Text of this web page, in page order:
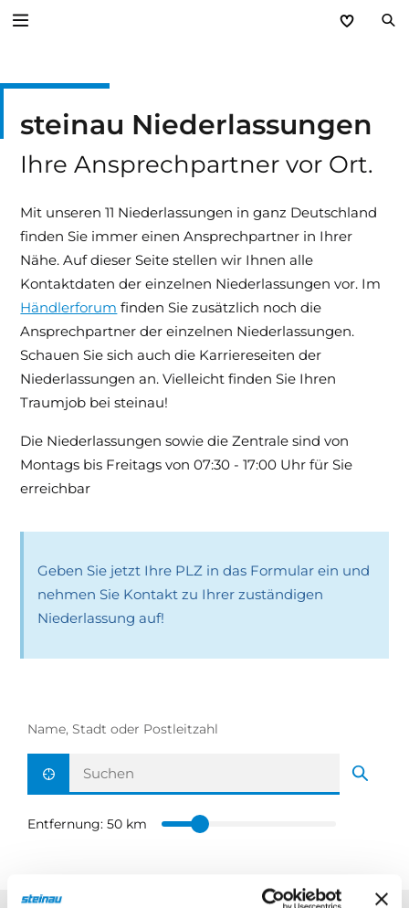
Unternehmen
Leitbild
Kundennutzen
Niederlassungen
Kontakt
Karriere
steinau Niederlassungen
Ihre Ansprechpartner vor Ort.
Mit unseren 11 Niederlassungen in ganz Deutschland
finden Sie immer einen Ansprechpartner in Ihrer
Nähe. Auf dieser Seite stellen wir Ihnen alle
Kontaktdaten der einzelnen Niederlassungen vor. Im
Händlerforum finden Sie zusätzlich noch die
Ansprechpartner der einzelnen Niederlassungen.
Schauen Sie sich auch die Karriereseiten der
Niederlassungen an. Vielleicht finden Sie Ihren
Traumjob bei steinau!
Die Niederlassungen sowie die Zentrale sind von
Montags bis Freitags von 07:30 - 17:00 Uhr für Sie
erreichbar
Geben Sie jetzt Ihre PLZ in das Formular ein und
nehmen Sie Kontakt zu Ihrer zuständigen
Niederlassung auf!
Name, Stadt oder Postleitzahl
Aktuelle Position ermitteln
Entfernung:50 km